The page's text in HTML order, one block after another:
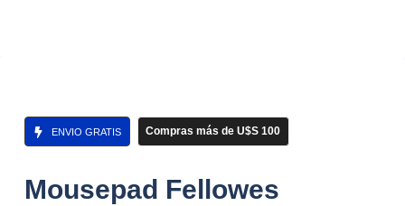
ENVIO GRATIS Compras más de U$S 100
Mousepad Fellowes